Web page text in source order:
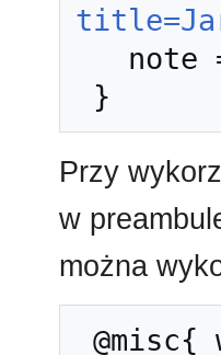
Przy
w
można